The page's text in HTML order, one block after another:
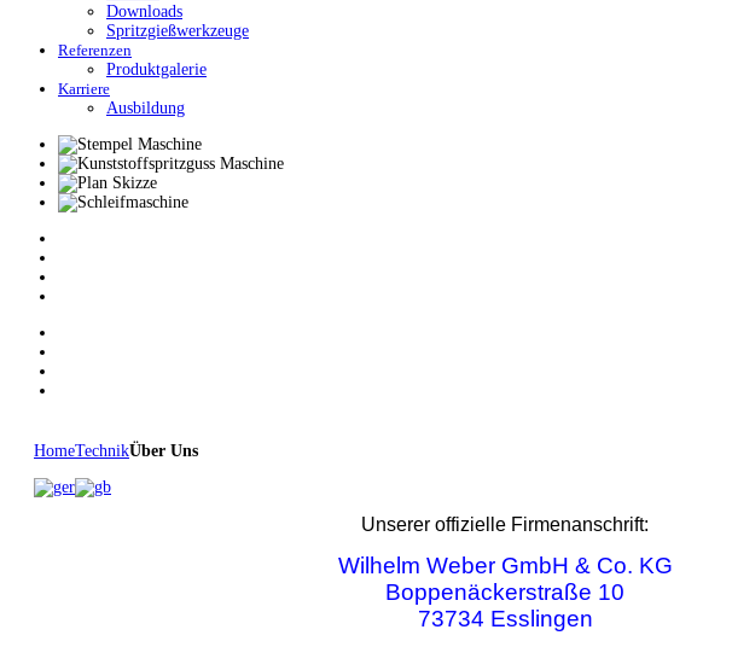
Downloads
Spritzgießwerkzeuge
Referenzen
Produktgalerie
Karriere
Ausbildung
HomeTechnikÜber Uns
Unserer offizielle Firmenanschrift:
Wilhelm Weber GmbH & Co. KG
Boppenäckerstraße 10
73734 Esslingen